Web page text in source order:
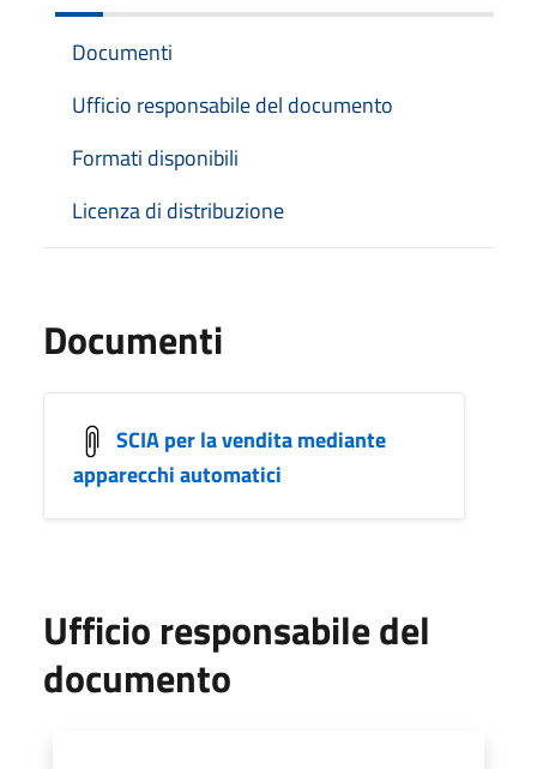
Documenti
Ufficio responsabile del documento
Formati disponibili
Licenza di distribuzione
Documenti
SCIA per la vendita mediante
apparecchi automatici
Ufficio responsabile del
documento